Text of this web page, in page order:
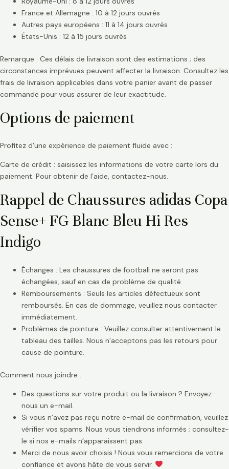
France et Allemagne : 10 à 12 jours ouvrés
Autres pays européens : 11 à 14 jours ouvrés
États-Unis : 12 à 15 jours ouvrés
Remarque : Ces délais de livraison sont des estimations ; des
circonstances imprévues peuvent affecter la livraison. Consultez les
frais de livraison applicables dans votre panier avant de passer
commande pour vous assurer de leur exactitude.
Options de paiement
Profitez d’une expérience de paiement fluide avec :
Carte de crédit : saisissez les informations de votre carte lors du
paiement. Pour obtenir de l’aide, contactez-nous.
Rappel de Chaussures adidas Copa
Sense+ FG Blanc Bleu Hi Res
Indigo
Échanges : Les chaussures de football ne seront pas
échangées, sauf en cas de problème de qualité.
Remboursements : Seuls les articles défectueux sont
remboursés. En cas de dommage, veuillez nous contacter
immédiatement.
Problèmes de pointure : Veuillez consulter attentivement le
tableau des tailles. Nous n’acceptons pas les retours pour
cause de pointure.
Comment nous joindre :
Des questions sur votre produit ou la livraison ? Envoyez-
nous un e-mail.
Si vous n’avez pas reçu notre e-mail de confirmation, veuillez
vérifier vos spams. Nous vous tiendrons informés ; consultez-
le si nos e-mails n’apparaissent pas.
Merci de nous avoir choisis ! Nous vous remercions de votre
confiance et avons hâte de vous servir.